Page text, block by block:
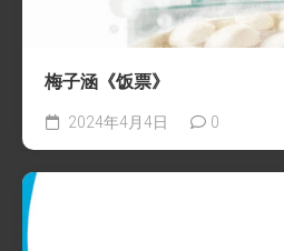
梅子涵《饭票》
2024年4月4日 0